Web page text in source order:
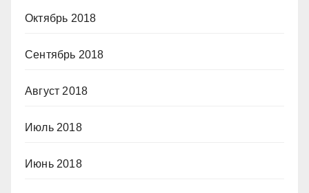
Октябрь 2018
Сентябрь 2018
Август 2018
Июль 2018
Июнь 2018